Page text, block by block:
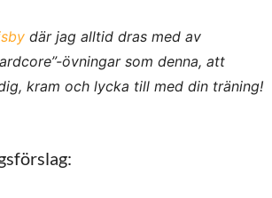
där jag alltid dras med av
övningar som denna, att
kram och lycka till med din träning!